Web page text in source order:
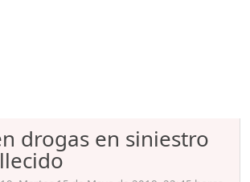
drogas en siniestro